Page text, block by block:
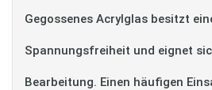
Gegossenes Acrylglas besitzt
Spannungsfreiheit und eignet
Bearbeitung. Einen häufigen